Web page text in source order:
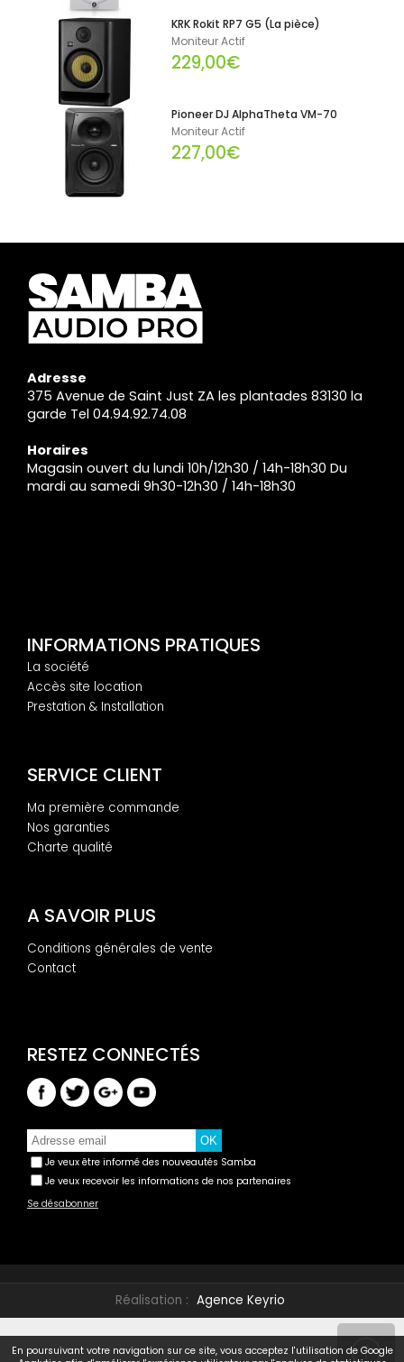
KRK Rokit RP7 G5 (La pièce)
Moniteur Actif
229,00€
Pioneer DJ AlphaTheta VM-70
Moniteur Actif
227,00€
Adresse
375 Avenue de Saint Just ZA les plantades 83130 la
garde Tel 04.94.92.74.08
Horaires
Magasin ouvert du lundi 10h/12h30 / 14h-18h30 Du
mardi au samedi 9h30-12h30 / 14h-18h30
INFORMATIONS PRATIQUES
La société
Accès site location
Prestation & Installation
SERVICE CLIENT
Ma première commande
Nos garanties
Charte qualité
A SAVOIR PLUS
Conditions générales de vente
Contact
Je veux être informé des nouveautés Samba
Je veux recevoir les informations de nos partenaires
Se désabonner
Réalisation : Agence Keyrio
En poursuivant votre navigation sur ce site, vous acceptez l'utilisation de Google